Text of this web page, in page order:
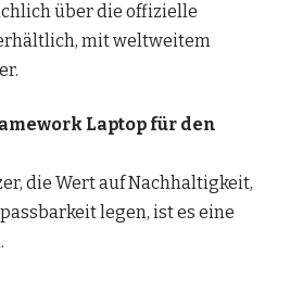
über die offizielle
mit weltweitem
Laptop für den
die Wert auf Nachhaltigkeit,
legen, ist es eine